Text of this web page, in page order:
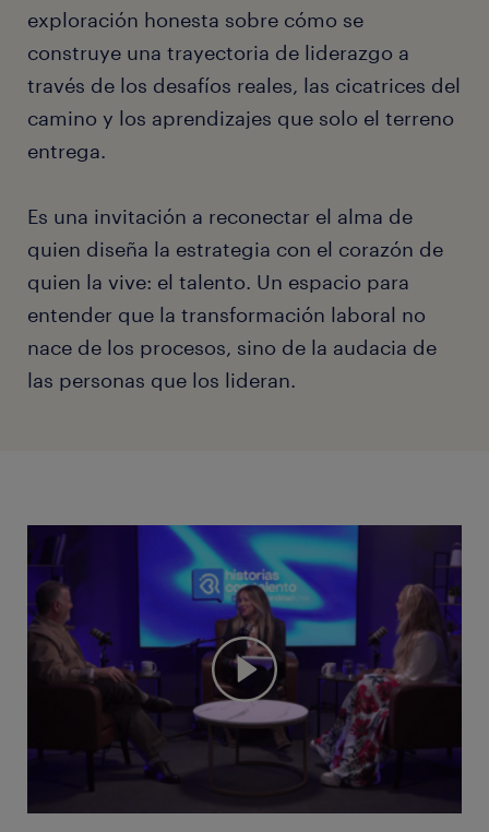
exploración honesta sobre cómo se
construye una trayectoria de liderazgo a
través de los desafíos reales, las cicatrices del
camino y los aprendizajes que solo el terreno
entrega.
Es una invitación a reconectar el alma de
quien diseña la estrategia con el corazón de
quien la vive: el talento. Un espacio para
entender que la transformación laboral no
nace de los procesos, sino de la audacia de
las personas que los lideran.